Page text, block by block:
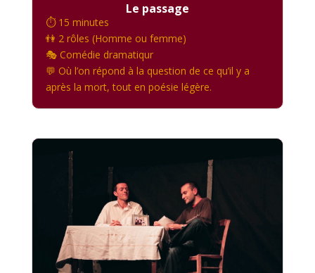
Le passage
⏱️ 15 minutes
👫 2 rôles (Homme ou femme)
🎭 Comédie dramatiqur
💬 Où l’on répond à la question de ce qu’il y a
après la mort, tout en poésie légère.